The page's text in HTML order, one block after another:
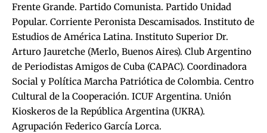
Frente Grande. Partido Comunista. Partido Unidad
Popular. Corriente Peronista Descamisados. Instituto de
Estudios de América Latina. Instituto Superior Dr.
Arturo Jauretche (Merlo, Buenos Aires). Club Argentino
de Periodistas Amigos de Cuba (CAPAC). Coordinadora
Social y Política Marcha Patriótica de Colombia. Centro
Cultural de la Cooperación. ICUF Argentina. Unión
Kioskeros de la República Argentina (UKRA).
Agrupación Federico García Lorca.